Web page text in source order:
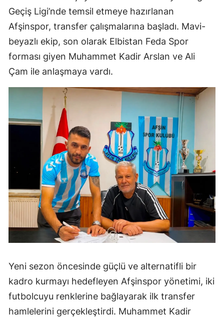
Geçiş Ligi’nde temsil etmeye hazırlanan
Afşinspor, transfer çalışmalarına başladı. Mavi-
beyazlı ekip, son olarak Elbistan Feda Spor
forması giyen Muhammet Kadir Arslan ve Ali
Çam ile anlaşmaya vardı.
Yeni sezon öncesinde güçlü ve alternatifli bir
kadro kurmayı hedefleyen Afşinspor yönetimi, iki
futbolcuyu renklerine bağlayarak ilk transfer
hamlelerini gerçekleştirdi. Muhammet Kadir